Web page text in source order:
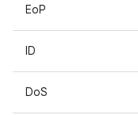
EoP
ID
DoS